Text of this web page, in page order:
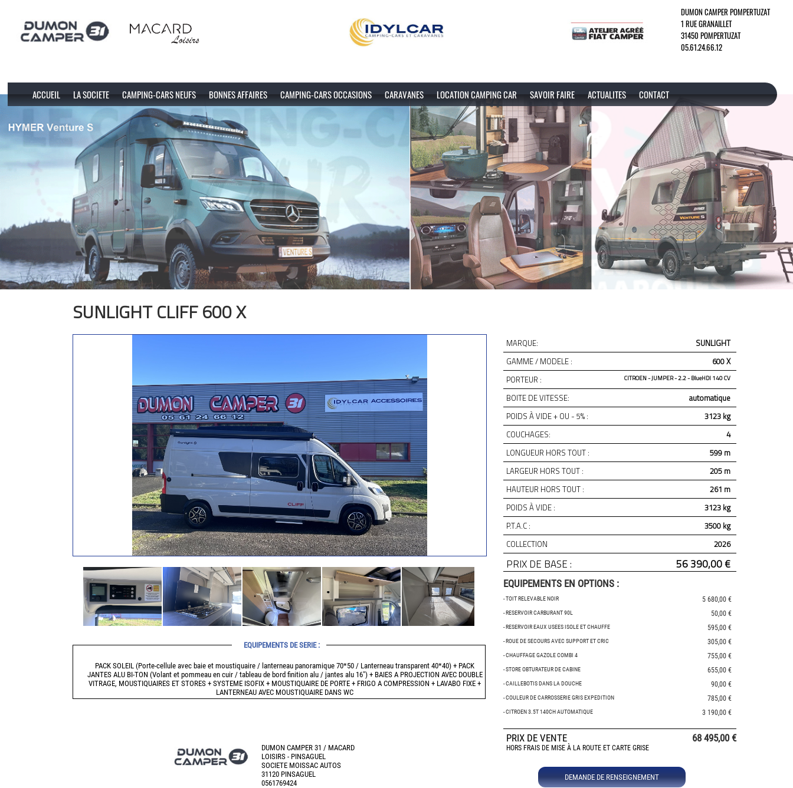
DUMON CAMPER POMPERTUZAT
1 RUE GRANAILLET
31450 POMPERTUZAT
05.61.24.66.12
ACCUEIL LA SOCIETE CAMPING-CARS NEUFS BONNES AFFAIRES CAMPING-CARS OCCASIONS CARAVANES LOCATION CAMPING CAR SAVOIR FAIRE ACTUALITES CONTACT
SUNLIGHT CLIFF 600 X
EQUIPEMENTS DE SERIE :
PACK SOLEIL (Porte-cellule avec baie et moustiquaire / lanterneau panoramique 70*50 / Lanterneau transparent 40*40) + PACK
JANTES ALU BI-TON (Volant et pommeau en cuir / tableau de bord finition alu / jantes alu 16") + BAIES A PROJECTION AVEC DOUBLE
VITRAGE, MOUSTIQUAIRES ET STORES + SYSTEME ISOFIX + MOUSTIQUAIRE DE PORTE + FRIGO A COMPRESSION + LAVABO FIXE +
LANTERNEAU AVEC MOUSTIQUAIRE DANS WC
DUMON CAMPER 31 / MACARD
LOISIRS - PINSAGUEL
SOCIETE MOISSAC AUTOS
31120 PINSAGUEL
0561769424
MARQUE:
SUNLIGHT
GAMME / MODELE :
600 X
PORTEUR :
CITROEN - JUMPER - 2.2 - BlueHDI 140 CV
BOITE DE VITESSE:
automatique
POIDS À VIDE + OU - 5% :
3123 kg
COUCHAGES:
4
LONGUEUR HORS TOUT :
599 m
LARGEUR HORS TOUT :
205 m
HAUTEUR HORS TOUT :
261 m
POIDS À VIDE :
3123 kg
P.T.A.C :
3500 kg
COLLECTION
2026
PRIX DE BASE : 56 390,00 €
EQUIPEMENTS EN OPTIONS :
- TOIT RELEVABLE NOIR 5 680,00 €
- RESERVOIR CARBURANT 90L 50,00 €
- RESERVOIR EAUX USEES ISOLE ET CHAUFFE 595,00 €
- ROUE DE SECOURS AVEC SUPPORT ET CRIC 305,00 €
- CHAUFFAGE GAZOLE COMBI 4 755,00 €
- STORE OBTURATEUR DE CABINE 655,00 €
- CAILLEBOTIS DANS LA DOUCHE 90,00 €
- COULEUR DE CARROSSERIE GRIS EXPEDITION 785,00 €
- CITROEN 3.5T 140CH AUTOMATIQUE 3 190,00 €
PRIX DE VENTE
HORS FRAIS DE MISE À LA ROUTE ET CARTE GRISE
68 495,00 €
DEMANDE DE RENSEIGNEMENT